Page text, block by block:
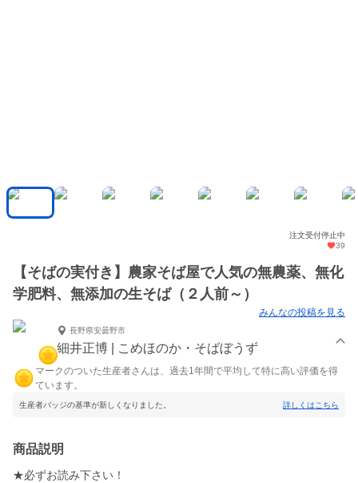
注文受付停止中
39
【そばの実付き】農家そば屋で人気の無農薬、無化
学肥料、無添加の生そば（２人前～）
みんなの投稿を見る
長野県安曇野市
細井正博 | こめほのか・そばぼうず
マークのついた生産者さんは、過去1年間で平均して特に高い評価を得
ています。
生産者バッジの基準が新しくなりました。 詳しくはこちら
商品説明
★必ずお読み下さい！